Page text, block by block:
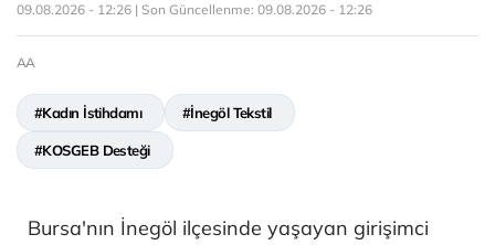
09.08.2026 - 12:26 | Son Güncellenme: 09.08.2026 - 12:26
AA
#Kadın İstihdamı #İnegöl Tekstil
#KOSGEB Desteği
Bursa'nın İnegöl ilçesinde yaşayan girişimci